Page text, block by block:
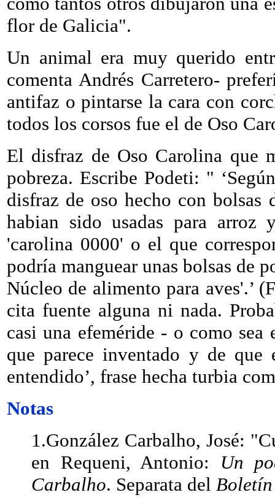
flor de Galicia".
Un animal era muy querido
comenta Andrés Carretero-
antifaz o pintarse la cara con
todos los corsos fue el de Oso
El disfraz de Oso Carolina que
pobreza. Escribe Podeti: "
disfraz de oso hecho con bolsas
habian sido usadas para
'carolina 0000' o el que
podría manguear unas bolsas de
Núcleo de alimento para aves'.’
cita fuente alguna ni nada.
casi una efeméride - o como sea
que parece inventado y de que
entendido’, frase hecha turbia
Notas
1.González Carbalho, José:
en Requeni, Antonio: Un
Carbalho. Separata del